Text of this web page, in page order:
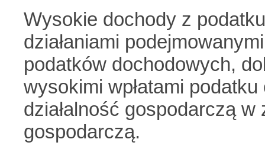
Wysokie dochody z
działaniami
podatków dochodowych,
wysokimi wpłatami
działalność gospodarczą
gospodarczą.